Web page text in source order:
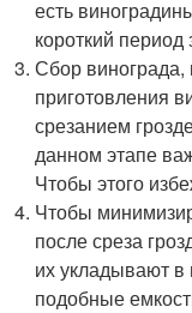
есть
короткий период
Сбор
приготовления
срезанием
данном этапе
Чтобы этого
Чтобы
после среза
их укладывают в
подобные